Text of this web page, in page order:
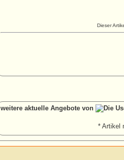
Dieser
weitere aktuelle Angebote von
* Artikel